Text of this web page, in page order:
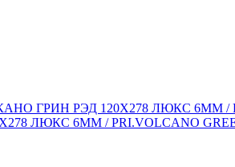
ЛЮКС 6ММ / PRI.VOLCANO